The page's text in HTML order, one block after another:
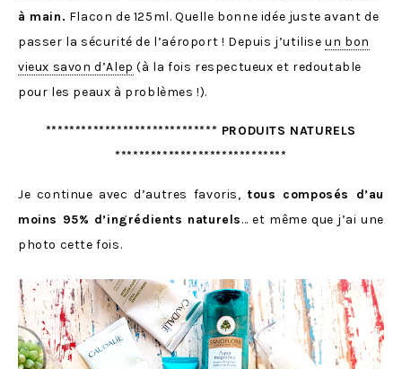
à main. Flacon de 125ml. Quelle bonne idée juste avant de
passer la sécurité de l’aéroport ! Depuis j’utiliseun bon
vieux savon d’Alep (à la fois respectueux et redoutable
pour les peaux à problèmes !).
***************************** PRODUITS NATURELS
*****************************
Je continue avec d’autres favoris, tous composés d’au
moins 95% d’ingrédients naturels… et même que j’ai une
photo cette fois.